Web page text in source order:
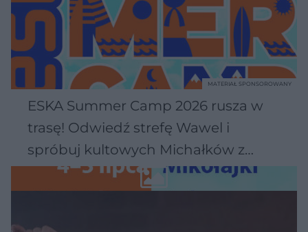
ESKA Summer Camp 2026 rusza w
trasę! Odwiedź strefę Wawel i
spróbuj kultowych Michałków z
Wawelu
MATERIAŁ SPONSOROWANY